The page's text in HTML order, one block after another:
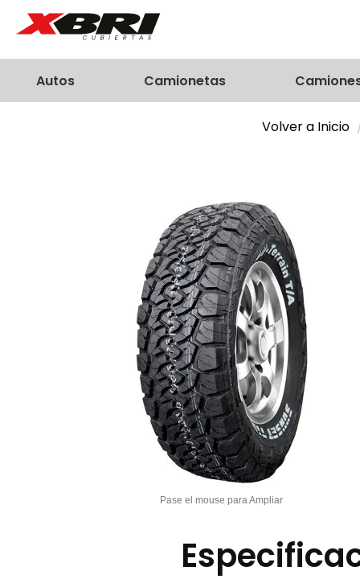
Autos Camionetas
Volver a Inicio
Pase el mouse para Ampliar